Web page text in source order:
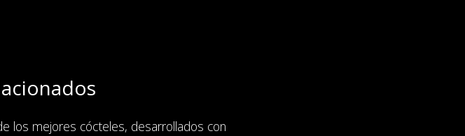
los mejores cócteles, desarrollados con